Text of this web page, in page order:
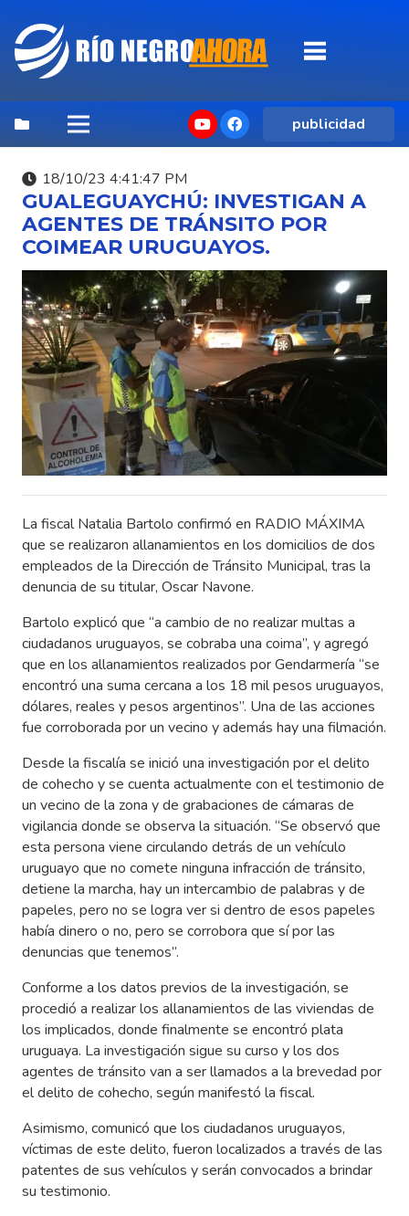
publicidad
18/10/23 4:41:47 PM
GUALEGUAYCHÚ: INVESTIGAN A
AGENTES DE TRÁNSITO POR
COIMEAR URUGUAYOS.
La fiscal Natalia Bartolo confirmó en RADIO MÁXIMA
que se realizaron allanamientos en los domicilios de dos
empleados de la Dirección de Tránsito Municipal, tras la
denuncia de su titular, Oscar Navone.
Bartolo explicó que “a cambio de no realizar multas a
ciudadanos uruguayos, se cobraba una coima”, y agregó
que en los allanamientos realizados por Gendarmería “se
encontró una suma cercana a los 18 mil pesos uruguayos,
dólares, reales y pesos argentinos”. Una de las acciones
fue corroborada por un vecino y además hay una filmación.
Desde la fiscalía se inició una investigación por el delito
de cohecho y se cuenta actualmente con el testimonio de
un vecino de la zona y de grabaciones de cámaras de
vigilancia donde se observa la situación. “Se observó que
esta persona viene circulando detrás de un vehículo
uruguayo que no comete ninguna infracción de tránsito,
detiene la marcha, hay un intercambio de palabras y de
papeles, pero no se logra ver si dentro de esos papeles
había dinero o no, pero se corrobora que sí por las
denuncias que tenemos”.
Conforme a los datos previos de la investigación, se
procedió a realizar los allanamientos de las viviendas de
los implicados, donde finalmente se encontró plata
uruguaya. La investigación sigue su curso y los dos
agentes de tránsito van a ser llamados a la brevedad por
el delito de cohecho, según manifestó la fiscal.
Asimismo, comunicó que los ciudadanos uruguayos,
víctimas de este delito, fueron localizados a través de las
patentes de sus vehículos y serán convocados a brindar
su testimonio.